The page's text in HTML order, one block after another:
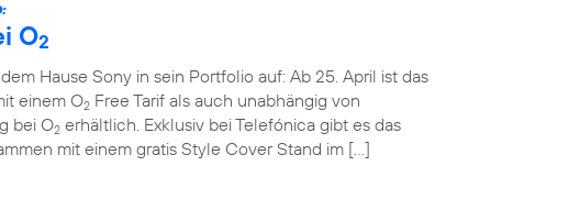
O2
Hause Sony in sein Portfolio auf: Ab 25. April ist das
einem O2 Free Tarif als auch unabhängig von
bei O2 erhältlich. Exklusiv bei Telefónica gibt es das
mit einem gratis Style Cover Stand im […]